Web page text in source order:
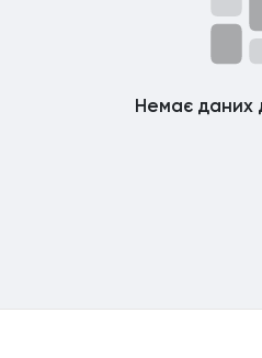
Немає даних